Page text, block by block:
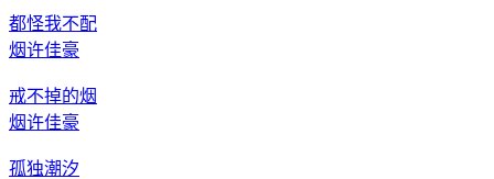
都怪我不配
烟许佳豪
戒不掉的烟
烟许佳豪
孤独潮汐